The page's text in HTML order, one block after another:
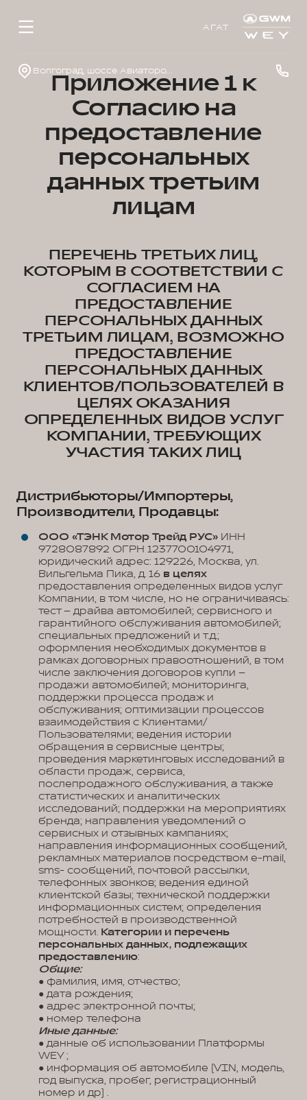
АГАТ
Волгоград, шоссе Авиаторов, д. 2г
Приложение 1 к
Согласию на
предоставление
персональных
данных третьим
лицам
ПЕРЕЧЕНЬ ТРЕТЬИХ ЛИЦ,
КОТОРЫМ В СООТВЕТСТВИИ С
СОГЛАСИЕМ НА
ПРЕДОСТАВЛЕНИЕ
ПЕРСОНАЛЬНЫХ ДАННЫХ
ТРЕТЬИМ ЛИЦАМ, ВОЗМОЖНО
ПРЕДОСТАВЛЕНИЕ
ПЕРСОНАЛЬНЫХ ДАННЫХ
КЛИЕНТОВ/ПОЛЬЗОВАТЕЛЕЙ В
ЦЕЛЯХ ОКАЗАНИЯ
ОПРЕДЕЛЕННЫХ ВИДОВ УСЛУГ
КОМПАНИИ, ТРЕБУЮЩИХ
УЧАСТИЯ ТАКИХ ЛИЦ
Дистрибьюторы/Импортеры,
Производители, Продавцы:
ООО «ТЭНК Мотор Трейд РУС» ИНН
9728087892 ОГРН 1237700104971,
юридический адрес: 129226, Москва, ул.
Вильгельма Пика, д. 16 в целях
предоставления определенных видов услуг
Компании, в том числе, но не ограничиваясь:
тест – драйва автомобилей; сервисного и
гарантийного обслуживания автомобилей;
специальных предложений и т.д.;
оформления необходимых документов в
рамках договорных правоотношений, в том
числе заключения договоров купли –
продажи автомобилей; мониторинга,
поддержки процесса продаж и
обслуживания; оптимизации процессов
взаимодействия с Клиентами/
Пользователями; ведения истории
обращения в сервисные центры;
проведения маркетинговых исследований в
области продаж, сервиса,
послепродажного обслуживания, а также
статистических и аналитических
исследований; поддержки на мероприятиях
бренда; направления уведомлений о
сервисных и отзывных кампаниях;
направления информационных сообщений,
рекламных материалов посредством e-mail,
sms- сообщений, почтовой рассылки,
телефонных звонков; ведения единой
клиентской базы; технической поддержки
информационных систем; определения
потребностей в производственной
мощности. Категории и перечень
персональных данных, подлежащих
предоставлению:
Общие:
● фамилия, имя, отчество;
● дата рождения;
● адрес электронной почты;
● номер телефона
Иные данные:
● данные об использовании Платформы
WEY ;
● информация об автомобиле (VIN, модель,
год выпуска, пробег, регистрационный
номер и др) .